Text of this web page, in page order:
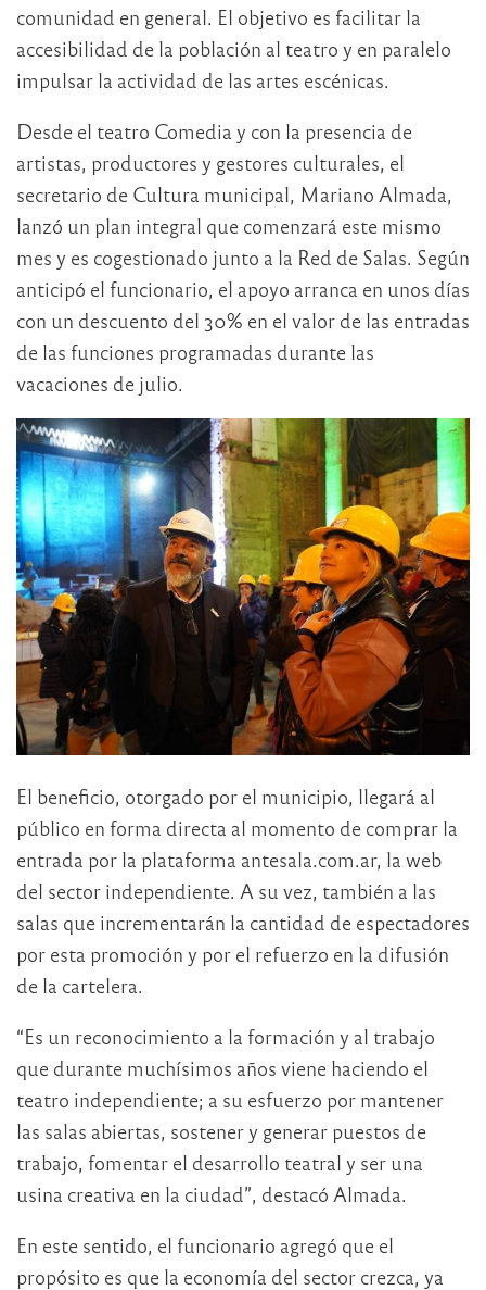
comunidad en general. El objetivo es facilitar la
accesibilidad de la población al teatro y en paralelo
impulsar la actividad de las artes escénicas.
Desde el teatro Comedia y con la presencia de
artistas, productores y gestores culturales, el
secretario de Cultura municipal, Mariano Almada,
lanzó un plan integral que comenzará este mismo
mes y es cogestionado junto a la Red de Salas. Según
anticipó el funcionario, el apoyo arranca en unos días
con un descuento del 30% en el valor de las entradas
de las funciones programadas durante las
vacaciones de julio.
El beneficio, otorgado por el municipio, llegará al
público en forma directa al momento de comprar la
entrada por la plataforma antesala.com.ar, la web
del sector independiente. A su vez, también a las
salas que incrementarán la cantidad de espectadores
por esta promoción y por el refuerzo en la difusión
de la cartelera.
“Es un reconocimiento a la formación y al trabajo
que durante muchísimos años viene haciendo el
teatro independiente; a su esfuerzo por mantener
las salas abiertas, sostener y generar puestos de
trabajo, fomentar el desarrollo teatral y ser una
usina creativa en la ciudad”, destacó Almada.
En este sentido, el funcionario agregó que el
propósito es que la economía del sector crezca, ya